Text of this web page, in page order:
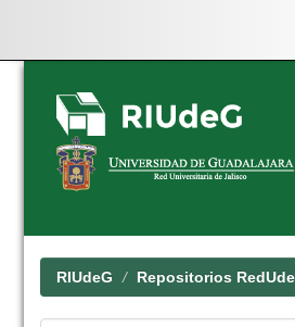
Skip
navigation
RIUdeG Repositorios